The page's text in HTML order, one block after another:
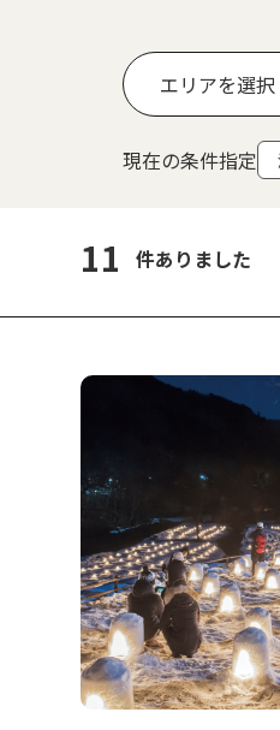
エリアを選択
現在の条件指定
11 件ありました